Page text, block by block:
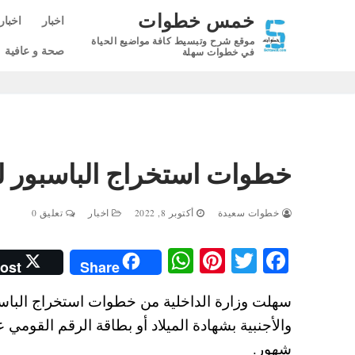
خمس خطوات
موقع شرح وتبسيط كافة مواضيع الحياة
في خطوات سهلة
اخبار
صحة و عافية
خطوات استخراج الباسبور
خطوات سعيدة أكتوبر 8, 2022 اخبار تعليق 0
Fa
bo
ok
T
wi
tte
r
Pi
nt
er
es
W
ha
ts
A
Share
سهلت وزارة الداخلية من خطوات استخراج
شهور.